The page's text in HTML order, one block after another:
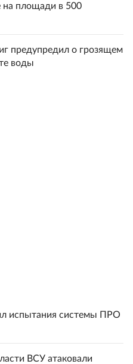
на площади в 500
предупредил о грозящем
воды
испытания системы ПРО
ВСУ атаковали